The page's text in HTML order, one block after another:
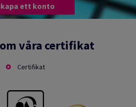
ett konto
våra certifikat
Certifikat